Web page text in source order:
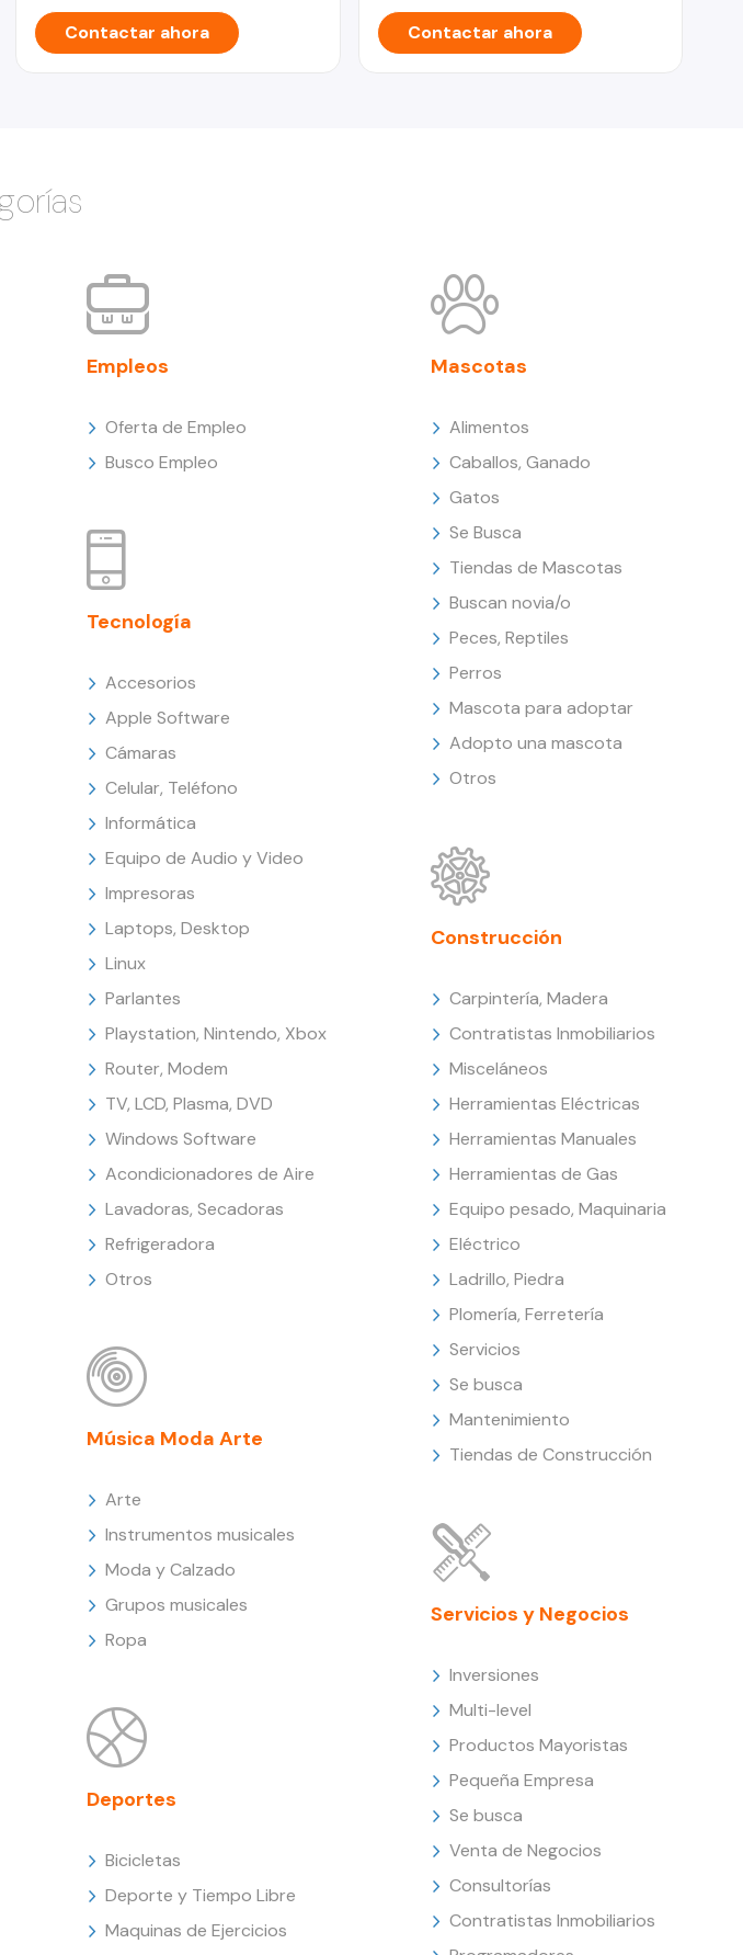
Contactar ahora Contactar ahora
Empleos
Oferta de Empleo
Busco Empleo
Tecnología
Accesorios
Apple Software
Cámaras
Celular, Teléfono
Informática
Equipo de Audio y Video
Impresoras
Laptops, Desktop
Linux
Parlantes
Playstation, Nintendo, Xbox
Router, Modem
TV, LCD, Plasma, DVD
Windows Software
Acondicionadores de Aire
Lavadoras, Secadoras
Refrigeradora
Otros
Música Moda Arte
Arte
Instrumentos musicales
Moda y Calzado
Grupos musicales
Ropa
Deportes
Bicicletas
Deporte y Tiempo Libre
Maquinas de Ejercicios
Mascotas
Alimentos
Caballos, Ganado
Gatos
Se Busca
Tiendas de Mascotas
Buscan novia/o
Peces, Reptiles
Perros
Mascota para adoptar
Adopto una mascota
Otros
Construcción
Carpintería, Madera
Contratistas Inmobiliarios
Misceláneos
Herramientas Eléctricas
Herramientas Manuales
Herramientas de Gas
Equipo pesado, Maquinaria
Eléctrico
Ladrillo, Piedra
Plomería, Ferretería
Servicios
Se busca
Mantenimiento
Tiendas de Construcción
Servicios y Negocios
Inversiones
Multi-level
Productos Mayoristas
Pequeña Empresa
Se busca
Venta de Negocios
Consultorías
Contratistas Inmobiliarios